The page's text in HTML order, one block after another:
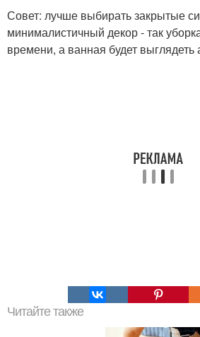
Совет: лучше выбирать закрытые
минималистичный декор - так
времени, а ванная будет выглядеть
Читайте также